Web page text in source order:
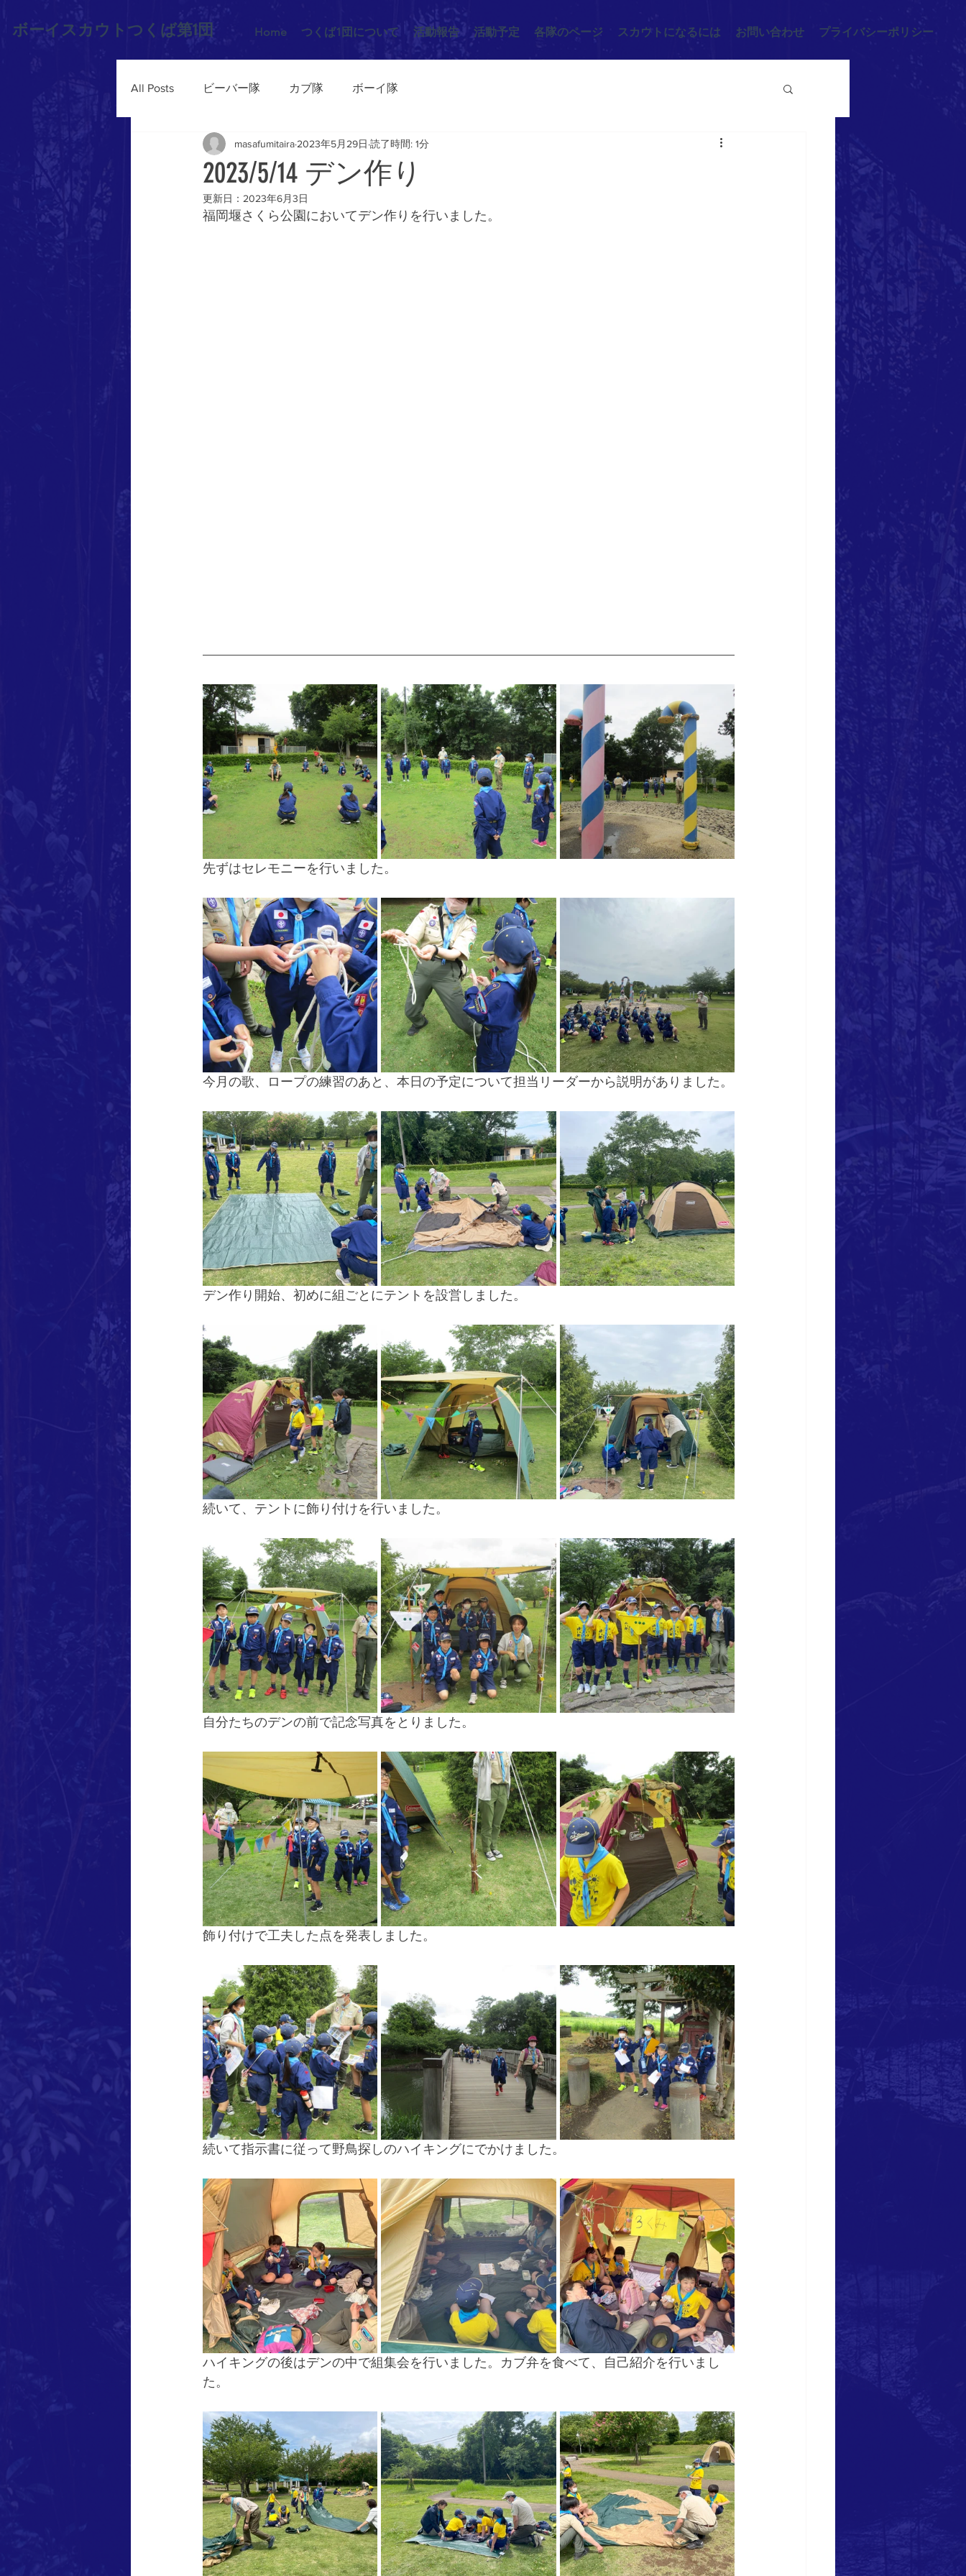
ボーイスカウトつくば第1団 Home つくば1団について 活動報告 活動予定 各隊のページ スカウトになるには お問い合わせ プライバシーポリシー
All Posts ビーバー隊 カブ隊 ボーイ隊
2023/5/14 デン作り
masafumitaira 2023年5月29日 読了時間: 1分
更新日： 2023年6月3日
福岡堰さくら公園においてデン作りを行いました。
先ずはセレモニーを行いました。
今月の歌、ロープの練習のあと、本日の予定について担当リーダーから説明がありました。
デン作り開始、初めに組ごとにテントを設営しました。
続いて、テントに飾り付けを行いました。
自分たちのデンの前で記念写真をとりました。
飾り付けで工夫した点を発表しました。
続いて指示書に従って野鳥探しのハイキングにでかけました。
ハイキングの後はデンの中で組集会を行いました。カブ弁を食べて、自己紹介を行いまし
た。